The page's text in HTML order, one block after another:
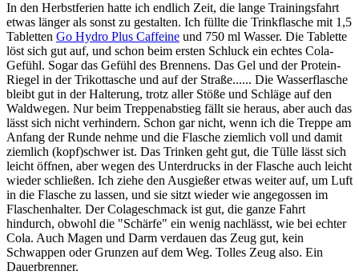
In den Herbstferien hatte ich endlich Zeit, die lange Trainingsfahrt
etwas länger als sonst zu gestalten. Ich füllte die Trinkflasche mit 1,5
Tabletten Go Hydro Plus Caffeine und 750 ml Wasser. Die Tablette
löst sich gut auf, und schon beim ersten Schluck ein echtes Cola-
Gefühl. Sogar das Gefühl des Brennens. Das Gel und der Protein-
Riegel in der Trikottasche und auf der Straße...... Die Wasserflasche
bleibt gut in der Halterung, trotz aller Stöße und Schläge auf den
Waldwegen. Nur beim Treppenabstieg fällt sie heraus, aber auch das
lässt sich nicht verhindern. Schon gar nicht, wenn ich die Treppe am
Anfang der Runde nehme und die Flasche ziemlich voll und damit
ziemlich (kopf)schwer ist. Das Trinken geht gut, die Tülle lässt sich
leicht öffnen, aber wegen des Unterdrucks in der Flasche auch leicht
wieder schließen. Ich ziehe den Ausgießer etwas weiter auf, um Luft
in die Flasche zu lassen, und sie sitzt wieder wie angegossen im
Flaschenhalter. Der Colageschmack ist gut, die ganze Fahrt
hindurch, obwohl die "Schärfe" ein wenig nachlässt, wie bei echter
Cola. Auch Magen und Darm verdauen das Zeug gut, kein
Schwappen oder Grunzen auf dem Weg. Tolles Zeug also. Ein
Dauerbrenner.